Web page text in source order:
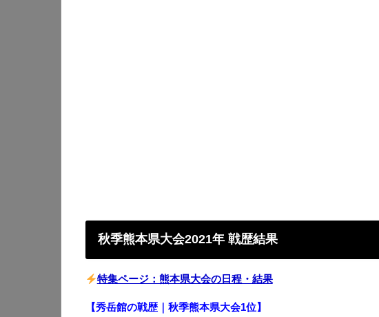
秋季熊本県大会2021年 戦歴結果
特集ページ：熊本県大会の日程・結果
【秀岳館の戦歴｜秋季熊本県大会1位】